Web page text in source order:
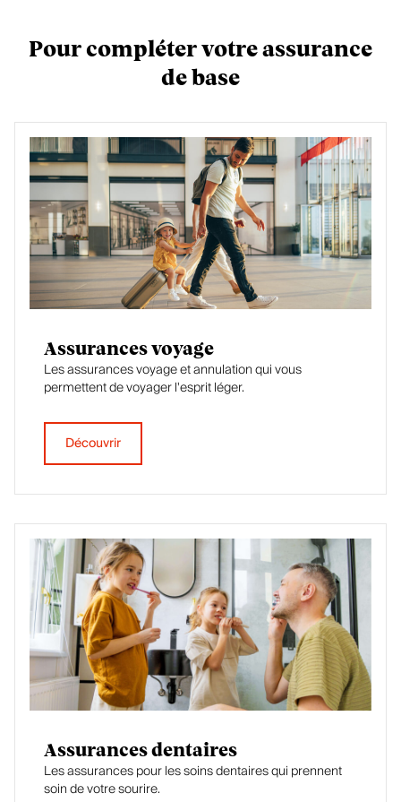
Pour compléter votre assurance
de base
Assurances voyage
Les assurances voyage et annulation qui vous
permettent de voyager l'esprit léger.
Découvrir
Assurances dentaires
Les assurances pour les soins dentaires qui prennent
soin de votre sourire.